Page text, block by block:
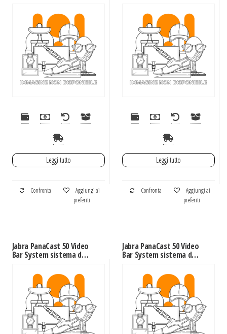
Leggi tutto
Confronta
Aggiungi ai
preferiti
IR Wireless Webcam
Pulsanti
Leggi tutto
Confronta
Aggiungi ai
preferiti
Jabra PanaCast 50 Video
Bar System sistema di
conferenza 13 MP
Sistema di
videoconferenza di
gruppo
Jabra PanaCast 50 Video
Bar System sistema di
conferenza 13 MP
Sistema di
videoconferenza di
gruppo